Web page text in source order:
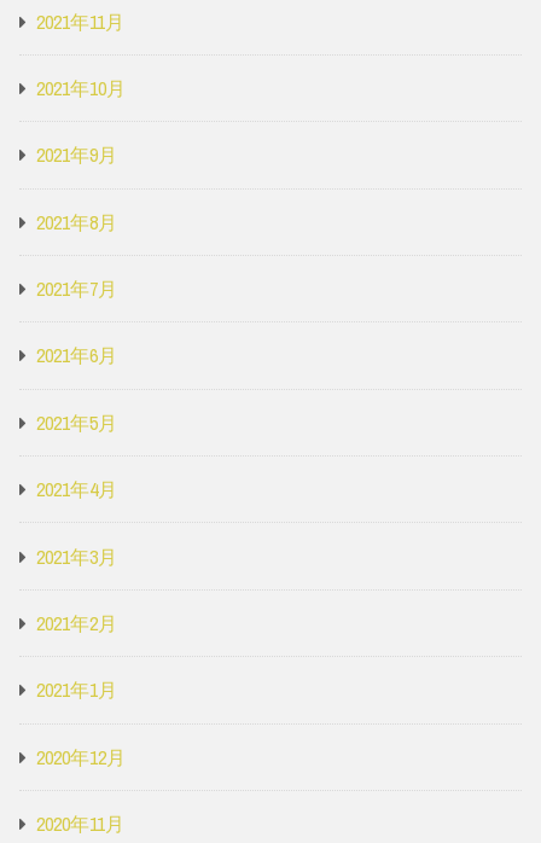
2021年11月
2021年10月
2021年9月
2021年8月
2021年7月
2021年6月
2021年5月
2021年4月
2021年3月
2021年2月
2021年1月
2020年12月
2020年11月